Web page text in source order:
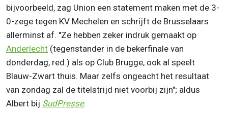
bijvoorbeeld, zag Union een statement maken met de 3-
0-zege tegen KV Mechelen en schrijft de Brusselaars
allerminst af. "Ze hebben zeker indruk gemaakt op
Anderlecht (tegenstander in de bekerfinale van
donderdag, red.) als op Club Brugge, ook al speelt
Blauw-Zwart thuis. Maar zelfs ongeacht het resultaat
van zondag zal de titelstrijd niet voorbij zijn"; aldus
Albert bij SudPresse.